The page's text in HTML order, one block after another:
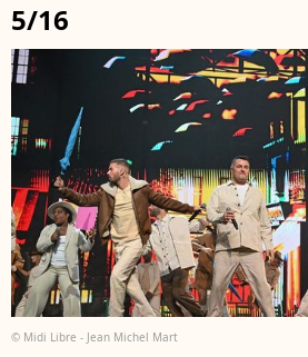
5/16
© Midi Libre - Jean Michel Mart